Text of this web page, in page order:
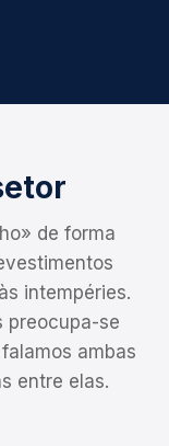
de forma
intempéries.
preocupa-se
ambas
entre elas.